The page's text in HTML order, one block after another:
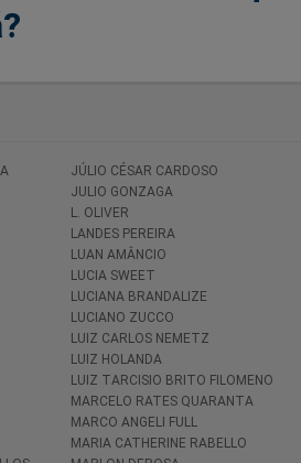
JÚLIO CÉSAR CARDOSO
JULIO GONZAGA
L. OLIVER
LANDES PEREIRA
LUAN AMÂNCIO
LUCIA SWEET
LUCIANA BRANDALIZE
LUCIANO ZUCCO
LUIZ CARLOS NEMETZ
LUIZ HOLANDA
LUIZ TARCISIO BRITO FILOMENO
MARCELO RATES QUARANTA
MARCO ANGELI FULL
MARIA CATHERINE RABELLO